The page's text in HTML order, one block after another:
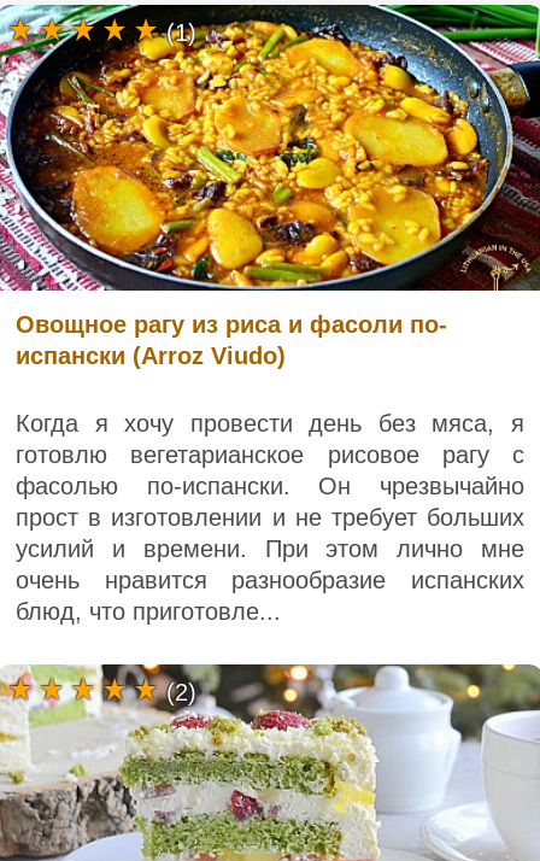
Овощное рагу из риса и фасоли по-
испански (Arroz Viudo)
Когда я хочу провести день без мяса, я
готовлю вегетарианское рисовое рагу с
фасолью по-испански. Он чрезвычайно
прост в изготовлении и не требует больших
усилий и времени. При этом лично мне
очень нравится разнообразие испанских
блюд, что приготовле...
(1)
(2)